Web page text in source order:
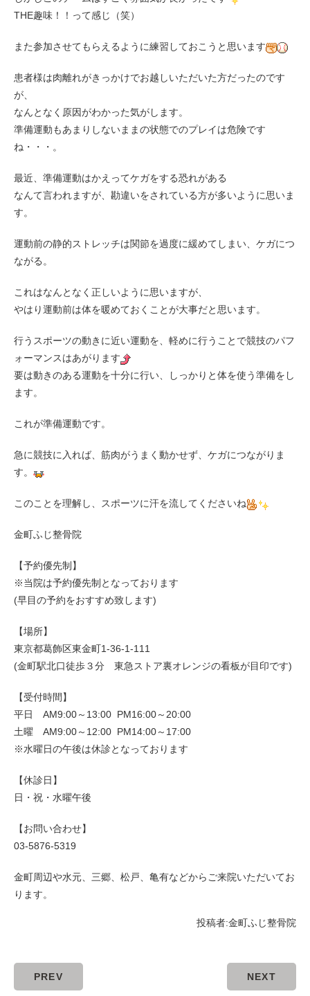
THE趣味！！って感じ（笑）
また参加させてもらえるように練習しておこうと思います
患者様は肉離れがきっかけでお越しいただいた方だったのです
が、
なんとなく原因がわかった気がします。
準備運動もあまりしないままの状態でのプレイは危険です
ね・・・。
最近、準備運動はかえってケガをする恐れがある
なんて言われますが、勘違いをされている方が多いように思いま
す。
運動前の静的ストレッチは関節を過度に緩めてしまい、ケガにつ
ながる。
これはなんとなく正しいように思いますが、
やはり運動前は体を暖めておくことが大事だと思います。
行うスポーツの動きに近い運動を、軽めに行うことで競技のパフ
ォーマンスはあがります
要は動きのある運動を十分に行い、しっかりと体を使う準備をし
ます。
これが準備運動です。
急に競技に入れば、筋肉がうまく動かせず、ケガにつながりま
す。
このことを理解し、スポーツに汗を流してくださいね
金町ふじ整骨院
【予約優先制】
※当院は予約優先制となっております
(早目の予約をおすすめ致します)
【場所】
東京都葛飾区東金町1-36-1-111
(金町駅北口徒歩３分 東急ストア裏オレンジの看板が目印です)
【受付時間】
平日 AM9:00～13:00 PM16:00～20:00
土曜 AM9:00～12:00 PM14:00～17:00
※水曜日の午後は休診となっております
【休診日】
日・祝・水曜午後
【お問い合わせ】
03-5876-5319
金町周辺や水元、三郷、松戸、亀有などからご来院いただいてお
ります。
投稿者:金町ふじ整骨院
PREV NEXT